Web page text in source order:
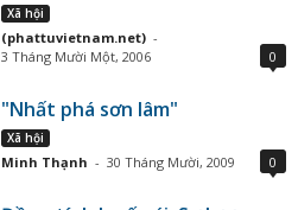
Xã hội
(phattuvietnam.net) -
3 Tháng Mười Một, 2006
0
"Nhất phá sơn lâm"
Xã hội
Minh Thạnh - 30 Tháng Mười, 2009 0